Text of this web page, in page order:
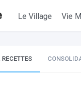
Le Village Vie
RECETTES